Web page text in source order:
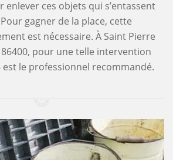
ces objets qui s’entassent
gagner de la place, cette
est nécessaire. À Saint Pierre
86400, pour une telle intervention
le professionnel recommandé.